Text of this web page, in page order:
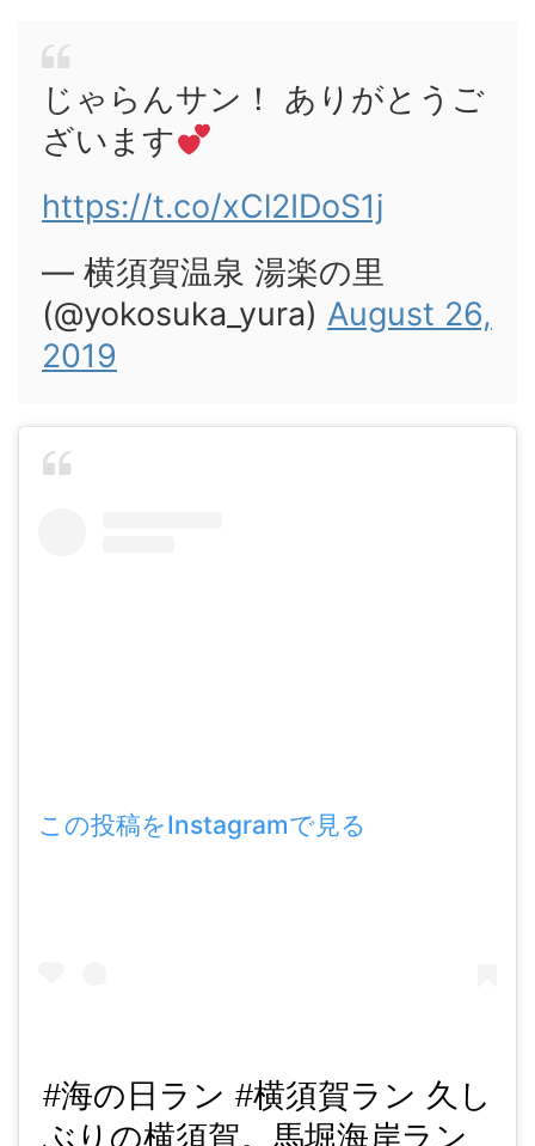
じゃらんサン！ ありがとうご
ざいます
https://t.co/xCl2IDoS1j
— 横須賀温泉 湯楽の里
(@yokosuka_yura) August 26,
2019
この投稿をInstagramで見る
#海の日ラン #横須賀ラン 久し
ぶりの横須賀。馬堀海岸ラン